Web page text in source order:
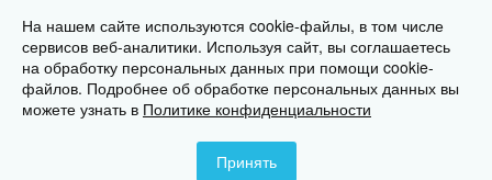
пн-пт 10:00-19:00
сб 11:00-17:00
ITESCORT;
На нашем сайте используются cookie-файлы, в том числе
сервисов веб-аналитики. Используя сайт, вы соглашаетесь
на обработку персональных данных при помощи cookie-
файлов. Подробнее об обработке персональных данных вы
можете узнать в Политике конфиденциальности
Принять